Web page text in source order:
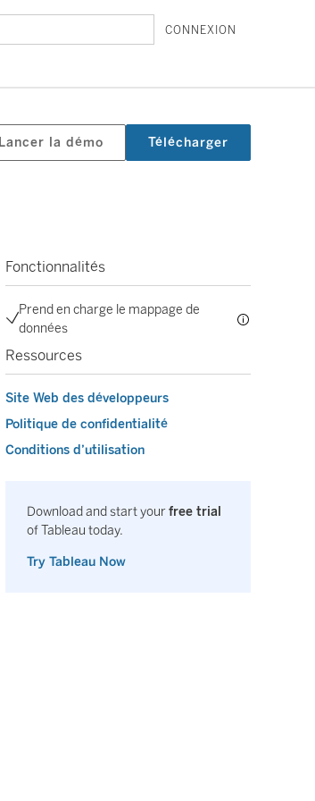
CONNEXION
Lancer la démo Télécharger
Fonctionnalités
Prend en charge le mappage de
données
Ressources
Site Web des développeurs
Politique de confidentialité
Conditions d’utilisation
Download and start yourfree trial
of Tableau today.
Try Tableau Now